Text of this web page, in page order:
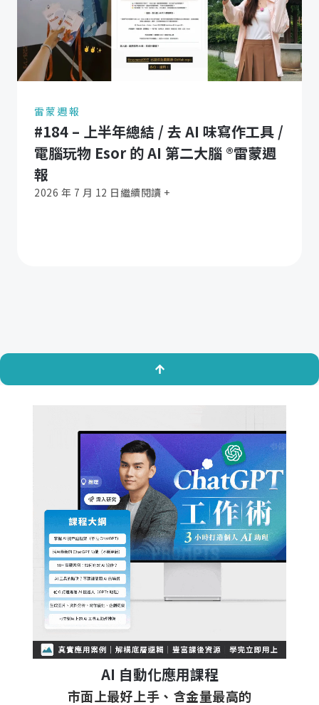
雷蒙週報
#184 – 上半年總結 / 去 AI 味寫作工具 /
電腦玩物 Esor 的 AI 第二大腦 ®️雷蒙週
報
2026 年 7 月 12 日 繼續閱讀 +
AI 自動化應用課程
市面上最好上手、含金量最高的